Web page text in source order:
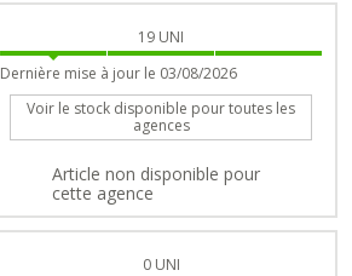
19 UNI
Dernière mise à jour le 03/08/2026
Voir le stock disponible pour toutes les
agences
Article non disponible pour
cette agence
0 UNI